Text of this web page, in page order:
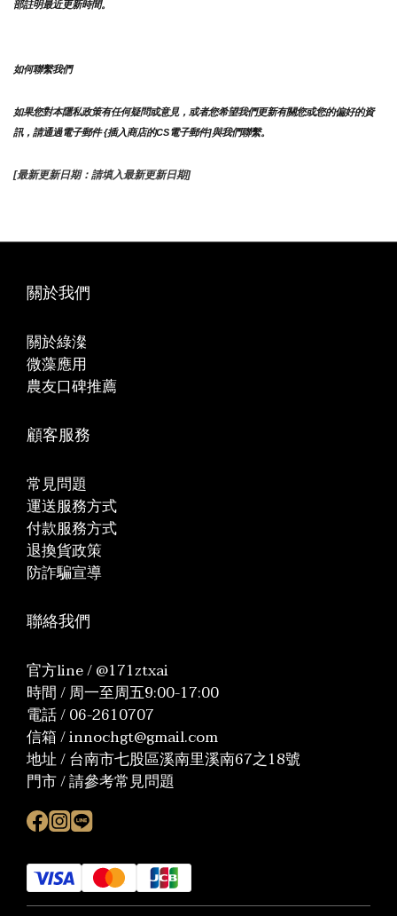
部註明最近更新時間。
如何聯繫我們
如果您對本隱私政策有任何疑問或意見，或者您希望我們更新有關您或您的偏好的資
訊，請通過電子郵件 {插入商店的CS電子郵件]與我們聯繫。
[最新更新日期：請填入最新更新日期]
關於我們
關於綠澯
微藻應用
農友口碑推薦
顧客服務
常見問題
運送服務方式
付款服務方式
退換貨政策
防詐騙宣導
聯絡我們
官方line / @171ztxai
時間 / 周一至周五9:00-17:00
電話 / 06-2610707
信箱 / innochgt@gmail.com
地址 / 台南市七股區溪南里溪南67之18號
門市 / 請參考常見問題